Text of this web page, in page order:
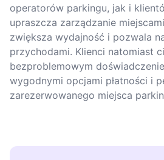
operatorów parkingu, jak i
upraszcza zarządzanie
zwiększa wydajność i pozwala
przychodami. Klienci natomiast
bezproblemowym
wygodnymi opcjami płatności i
zarezerwowanego miejsca